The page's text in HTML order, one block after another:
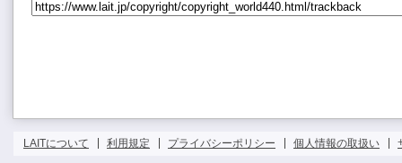
LAITについて 利用規定 プライバシーポリシー 個人情報の取扱い